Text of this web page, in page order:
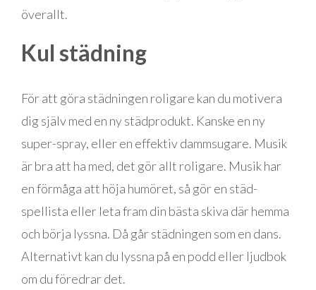
överallt.
Kul städning
För att göra städningen roligare kan du motivera
dig själv med en ny städprodukt. Kanske en ny
super-spray, eller en effektiv dammsugare. Musik
är bra att ha med, det gör allt roligare. Musik har
en förmåga att höja humöret, så gör en städ-
spellista eller leta fram din bästa skiva där hemma
och börja lyssna. Då går städningen som en dans.
Alternativt kan du lyssna på en podd eller ljudbok
om du föredrar det.